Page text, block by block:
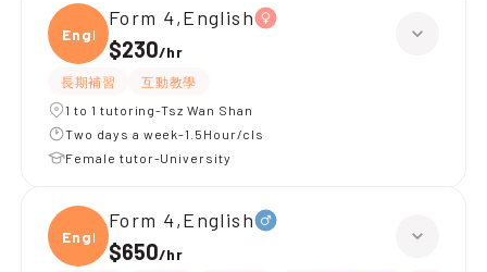
Engli
Form 4,English
$230/hr
長期補習
互動教學
1 to 1 tutoring-Tsz Wan Shan
Two days a week-1.5Hour/cls
Female tutor-University
Engli
Form 4,English
$650/hr